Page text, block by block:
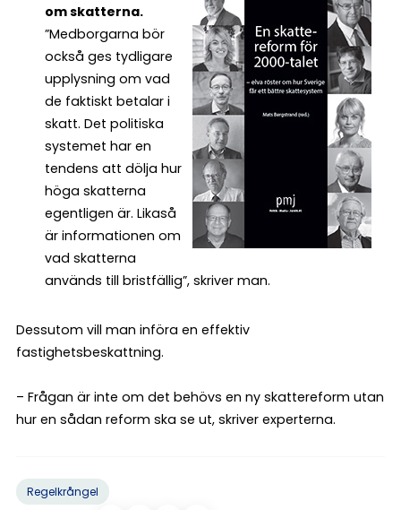
om skatterna.
”Medborgarna bör
också ges tydligare
upplysning om vad
de faktiskt betalar i
skatt. Det politiska
systemet har en
tendens att dölja hur
höga skatterna
egentligen är. Likaså
är informationen om
vad skatterna
används till bristfällig”, skriver man.
Dessutom vill man införa en effektiv
fastighetsbeskattning.
– Frågan är inte om det behövs en ny skattereform utan
hur en sådan reform ska se ut, skriver experterna.
Regelkrångel